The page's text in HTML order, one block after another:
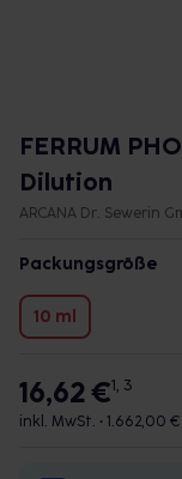
FERRUM
Dilution
ARCANA Dr. Sewerin
Packungsgröße
10 ml
16,62 €1, 3
inkl. MwSt. • 1.662,00 €